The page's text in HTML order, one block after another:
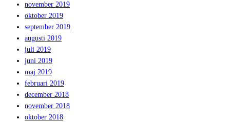
november 2019
oktober 2019
september 2019
augusti 2019
juli 2019
juni 2019
maj 2019
februari 2019
december 2018
november 2018
oktober 2018